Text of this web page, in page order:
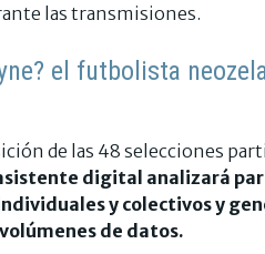
las transmisiones.
el futbolista
de las 48 selecciones
digital analizará
y colectivos y
de datos.